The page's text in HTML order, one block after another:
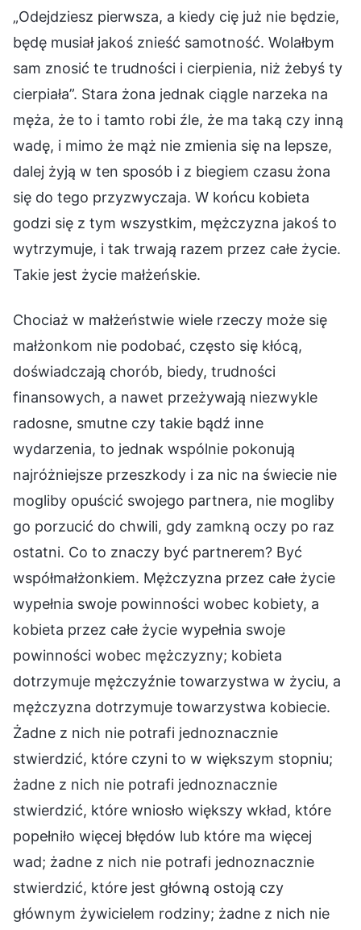
„Odejdziesz pierwsza, a kiedy cię już nie będzie,
będę musiał jakoś znieść samotność. Wolałbym
sam znosić te trudności i cierpienia, niż żebyś ty
cierpiała”. Stara żona jednak ciągle narzeka na
męża, że to i tamto robi źle, że ma taką czy inną
wadę, i mimo że mąż nie zmienia się na lepsze,
dalej żyją w ten sposób i z biegiem czasu żona
się do tego przyzwyczaja. W końcu kobieta
godzi się z tym wszystkim, mężczyzna jakoś to
wytrzymuje, i tak trwają razem przez całe życie.
Takie jest życie małżeńskie.
Chociaż w małżeństwie wiele rzeczy może się
małżonkom nie podobać, często się kłócą,
doświadczają chorób, biedy, trudności
finansowych, a nawet przeżywają niezwykle
radosne, smutne czy takie bądź inne
wydarzenia, to jednak wspólnie pokonują
najróżniejsze przeszkody i za nic na świecie nie
mogliby opuścić swojego partnera, nie mogliby
go porzucić do chwili, gdy zamkną oczy po raz
ostatni. Co to znaczy być partnerem? Być
współmałżonkiem. Mężczyzna przez całe życie
wypełnia swoje powinności wobec kobiety, a
kobieta przez całe życie wypełnia swoje
powinności wobec mężczyzny; kobieta
dotrzymuje mężczyźnie towarzystwa w życiu, a
mężczyzna dotrzymuje towarzystwa kobiecie.
Żadne z nich nie potrafi jednoznacznie
stwierdzić, które czyni to w większym stopniu;
żadne z nich nie potrafi jednoznacznie
stwierdzić, które wniosło większy wkład, które
popełniło więcej błędów lub które ma więcej
wad; żadne z nich nie potrafi jednoznacznie
stwierdzić, które jest główną ostoją czy
głównym żywicielem rodziny; żadne z nich nie